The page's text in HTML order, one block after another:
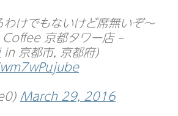
けでもないけど席無いぞ～
京都タワー店 –
in 京都市, 京都府)
March 29, 2016